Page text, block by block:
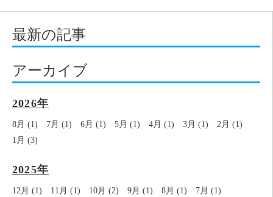
最新の記事
アーカイブ
2026年
8月 (1) 7月 (1) 6月 (1) 5月 (1) 4月 (1) 3月 (1)
2月 (1)
1月 (3)
2025年
12月 (1) 11月 (1) 10月 (2) 9月 (1) 8月 (1)
7月 (1)